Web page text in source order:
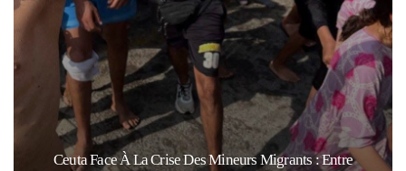
Ceuta Face À La Crise Des Mineurs Migrants : Entre